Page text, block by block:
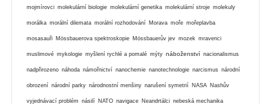
mojmírovci molekulární biologie molekulární genetika molekulární stroje molekuly
morálka morální dilemata morální rozhodování Morava moře mořeplavba
mosasauři Mössbauerova spektroskopie Mössbauerův jev mozek mravenci
muslimové mykologie myšlení rychlé a pomalé mýty náboženství nacionalismus
nadpřirozeno náhoda námořnictví nanochemie nanotechnologie narcismus národní
obrození národní parky národnostní menšiny narušení symetrií NASA Nashův
vyjednávací problém násilí NATO navigace Neandrtálci nebeská mechanika